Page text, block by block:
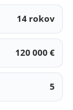
14 rokov
120 000 €
5